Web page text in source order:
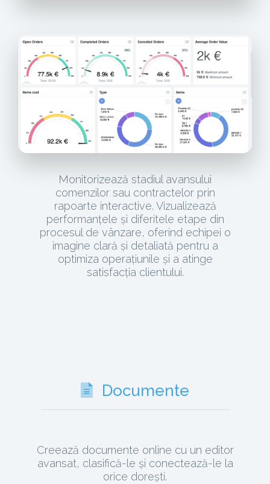
Monitorizează stadiul avansului
comenzilor sau contractelor prin
rapoarte interactive. Vizualizează
performanțele și diferitele etape din
procesul de vânzare, oferind echipei o
imagine clară și detaliată pentru a
optimiza operațiunile și a atinge
satisfacția clientului.
Documente
Creează documente online cu un editor
avansat, clasifică-le și conectează-le la
orice dorești.